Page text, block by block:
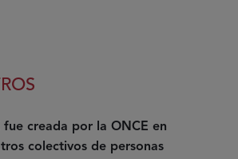
fue creada por la ONCE en
colectivos de personas